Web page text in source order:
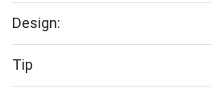
Design:
Tip